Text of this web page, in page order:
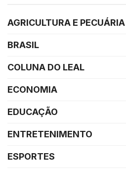
AGRICULTURA E PECUÁRIA
BRASIL
COLUNA DO LEAL
ECONOMIA
EDUCAÇÃO
ENTRETENIMENTO
ESPORTES